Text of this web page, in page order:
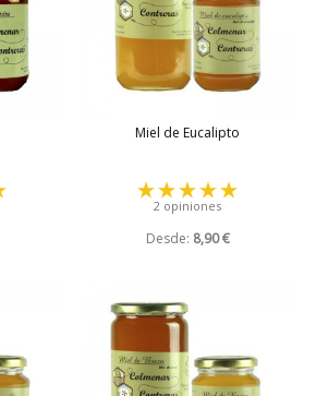
Miel de Eucalipto
2 opiniones
Desde: 8,90 €